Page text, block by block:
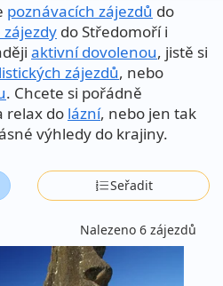
poznávacích zájezdů do
do Středomoří i
aktivní dovolenou, jistě si
zájezdů, nebo
. Chcete si pořádně
relax do lázní, nebo jen tak
výhledy do krajiny.
Seřadit
Nalezeno 6 zájezdů